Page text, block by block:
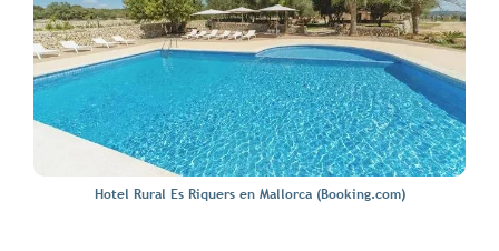
Hotel Rural Es Riquers en Mallorca (Booking.com)